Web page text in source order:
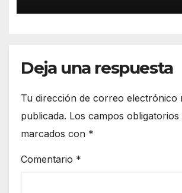
EXTRAORDINARIO
Deja una respuesta
Tu dirección de correo electrónico
publicada. Los campos obligatorios
marcados con *
Comentario *